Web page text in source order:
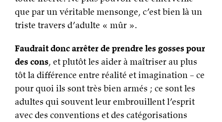
que par un véritable mensonge, c’est bien là un
triste travers d’adulte « mûr ».
Faudrait donc arrêter de prendre les gosses pour
des cons, et plutôt les aider à maîtriser au plus
tôt la différence entre réalité et imagination – ce
pour quoi ils sont très bien armés ; ce sont les
adultes qui souvent leur embrouillent l’esprit
avec des conventions et des catégorisations